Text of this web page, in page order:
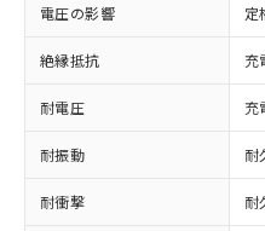
電圧の影響 定
絶縁抵抗 充
耐電圧 充
耐振動 耐
耐衝撃 耐
本サービスの
ことをご了承
在庫状況およ
記載している
タに基づき作
覧された時点
準価格とは異
了承ください。
正式な納期状
いたものが、含有品
むを得ず変更するこ
*EU RoHS指令（10物質）
鉛(Pb) 1000ppm以下、
ミウム(Cd) 100ppm以下、
六価クロム(Cr(Ⅵ))
類(PBB) 1000ppm以下、
(PBDE) 1000ppm以下、
ル) (DEHP)(別名：DOP)
基準値を超えている
「－」：未確認です
い合わせください。
Cr(Ⅵ)(六価クロム) :
ニル類) : 1000ppm、
当社は、これ
為替および外
（以下｢規制
または国外へ
国政府の輸出
可)を取得す
当社は規制貨
一定数以